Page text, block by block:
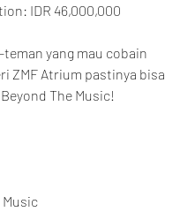
IDR 46,000,000
yang mau cobain
ZMF Atrium pastinya bisa
The Music!
Music